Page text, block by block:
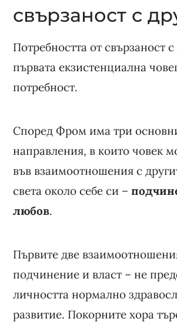
свързаност с
Потребността от свързаност с
първата екзистенциална
потребност.
Според Фром има три
направления, в които човек
във взаимоотношения с
света около себе си –
любов.
Първите две
подчинение и власт – не
личността нормално
развитие. Покорните хора